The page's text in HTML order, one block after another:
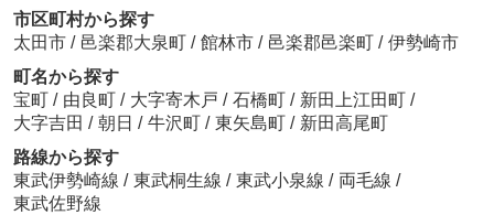
市区町村から探す
太田市 / 邑楽郡大泉町 / 館林市 / 邑楽郡邑楽町 / 伊勢崎市
町名から探す
宝町 / 由良町 / 大字寄木戸 / 石橋町 / 新田上江田町 /
大字吉田 / 朝日 / 牛沢町 / 東矢島町 / 新田高尾町
路線から探す
東武伊勢崎線 / 東武桐生線 / 東武小泉線 / 両毛線 /
東武佐野線